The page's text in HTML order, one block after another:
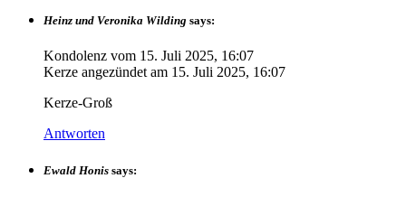
Heinz und Veronika Wilding says:
Kondolenz vom 15. Juli 2025, 16:07
Kerze angezündet am 15. Juli 2025, 16:07
Kerze-Groß
Antworten
Ewald Honis says: